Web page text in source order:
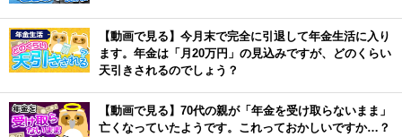
【動画で見る】今月末で完全に引退して年金生活に入り
ます。年金は「月20万円」の見込みですが、どのくらい
天引きされるのでしょう？
【動画で見る】70代の親が「年金を受け取らないまま」
亡くなっていたようです。これっておかしいですか…？